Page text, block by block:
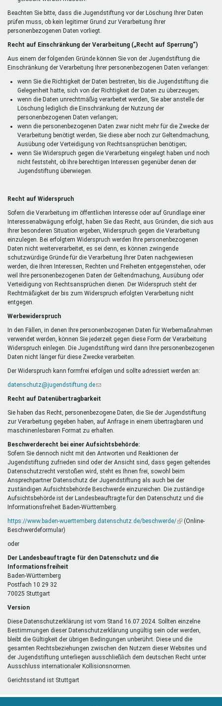
Beachten Sie bitte, dass die Jugendstiftung vor der Löschung Ihrer Daten
prüfen muss, ob kein legitimer Grund zur Verarbeitung Ihrer
personenbezogenen Daten vorliegt.
Recht auf Einschränkung der Verarbeitung („Recht auf Sperrung“)
Aus einem der folgenden Gründe können Sie von der Jugendstiftung die
Einschränkung der Verarbeitung Ihrer personenbezogenen Daten verlangen:
wenn Sie die Richtigkeit der Daten bestreiten, bis die Jugendstiftung die
Gelegenheit hatte, sich von der Richtigkeit der Daten zu überzeugen;
wenn die Daten unrechtmäßig verarbeitet werden, Sie aber anstelle der
Löschung lediglich die Einschränkung der Nutzung der
personenbezogenen Daten verlangen;
wenn die personenbezogenen Daten zwar nicht mehr für die Zwecke der
Verarbeitung benötigt werden, Sie diese aber noch zur Geltendmachung,
Ausübung oder Verteidigung von Rechtsansprüchen benötigen;
wenn Sie Widerspruch gegen die Verarbeitung eingelegt haben und noch
nicht feststeht, ob Ihre berechtigen Interessen gegenüber denen der
Jugendstiftung überwiegen.
Recht auf Widerspruch
Sofern die Verarbeitung im öffentlichen Interesse oder auf Grundlage einer
Interessenabwägung erfolgt, haben Sie das Recht, aus Gründen, die sich aus
Ihrer besonderen Situation ergeben, Widerspruch gegen die Verarbeitung
einzulegen. Bei erfolgtem Widerspruch werden Ihre personenbezogenen
Daten nicht weiterverarbeitet, es sei denn, es können zwingende
schutzwürdige Gründe für die Verarbeitung Ihrer Daten nachgewiesen
werden, die Ihren Interessen, Rechten und Freiheiten entgegenstehen, oder
weil Ihre personenbezogenen Daten der Geltendmachung, Ausübung oder
Verteidigung von Rechtsansprüchen dienen. Der Widerspruch steht der
Rechtmäßigkeit der bis zum Widerspruch erfolgten Verarbeitung nicht
entgegen.
Werbewiderspruch
In den Fällen, in denen Ihre personenbezogenen Daten für Werbemaßnahmen
verwendet werden, können Sie jederzeit gegen diese Form der Verarbeitung
Widerspruch einlegen. Die Jugendstiftung wird dann Ihre personenbezogenen
Daten nicht länger für diese Zwecke verarbeiten.
Der Widerspruch kann formfrei erfolgen und sollte adressiert werden an:
datenschutz@jugendstiftung.de(Link
E-
Mail)
Recht auf Datenübertragbarkeit
Sie haben das Recht, personenbezogene Daten, die Sie der Jugendstiftung
zur Verarbeitung gegeben haben, auf Anfrage in einem übertragbaren und
maschinenlesbaren Format zu erhalten.
Beschwerderecht bei einer Aufsichtsbehörde:
Sofern Sie dennoch nicht mit den Antworten und Reaktionen der
Jugendstiftung zufrieden sind oder der Ansicht sind, dass gegen geltendes
Datenschutzrecht verstoßen wird, steht es Ihnen frei, sowohl beim
Ansprechpartner Datenschutz der Jugendstiftung als auch bei der
zuständigen Aufsichtsbehörde Beschwerde einzureichen. Die zuständige
Aufsichtsbehörde ist der Landesbeauftragte für den Datenschutz und die
Informationsfreiheit Baden-Württemberg.
https://www.baden-wuerttemberg.datenschutz.de/beschwerde/(Link(Online-
Beschwerdeformular)
oder
Der Landesbeauftragte für den Datenschutz und die
Informationsfreiheit
Baden-Württemberg
Postfach 10 29 32
70025 Stuttgart
Version
Diese Datenschutzerklärung ist vom Stand 16.07.2024. Sollten einzelne
Bestimmungen dieser Datenschutzerklärung ungültig sein oder werden,
bleibt die Gültigkeit der übrigen Bedingungen unberührt. Diese und die
gesamten Rechtsbeziehungen zwischen den Nutzern dieser Websites und
der Jugendstiftung unterliegen ausschließlich dem deutschen Recht unter
Ausschluss internationaler Kollisionsnormen.
Gerichtsstand ist Stuttgart